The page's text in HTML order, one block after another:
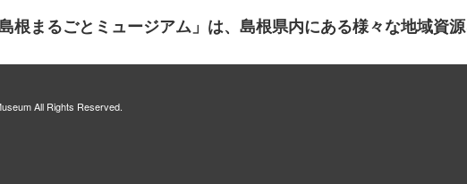
島根まるごとミュージアム」は、島根県内にある様々な地域資
All Rights Reserved.